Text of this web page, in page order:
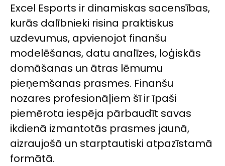
Excel Esports ir dinamiskas sacensības,
kurās dalībnieki risina praktiskus
uzdevumus, apvienojot finanšu
modelēšanas, datu analīzes, loģiskās
domāšanas un ātras lēmumu
pieņemšanas prasmes. Finanšu
nozares profesionāļiem šī ir īpaši
piemērota iespēja pārbaudīt savas
ikdienā izmantotās prasmes jaunā,
aizraujošā un starptautiski atpazīstamā
formātā.